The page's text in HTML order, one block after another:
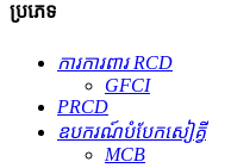
ប្រភេទ
ការការពារ RCD
GFCI
PRCD
ឧបករណ៍​បំបែក​សៀគ្វី
MCB